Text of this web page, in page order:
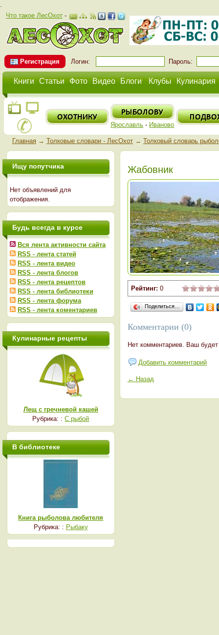
.
Что такое ЛесОхот-
Регистрация Логин: Пароль:
Книги Статьи Фото Видео Блоги Клубы Кулинария
Ярославль - Иваново
Главная→ Толковые словари - ЛесОхот→ Толковый словарь
Жабовник
Рейтинг: 0
Поделиться…
Комментарии (0)
Нет комментариев. Ваш
Добавить комментарий
← Назад
Ищу попутчика
Нет объявлений для
отображения.
Будь всегда в курсе
Вся лента активности сайта
RSS - лента статей
RSS - лента видео
RSS - лента блогов
RSS - лента рецептов
RSS - лента библиотеки
RSS - лента форума
RSS - лента коментариев
Кулинарные рецепты
Лещ с гречневой кашей
Рубрика: :С рыбой
В библиотеке
Книга рыболова любителя
Рубрика: : Рыбаку